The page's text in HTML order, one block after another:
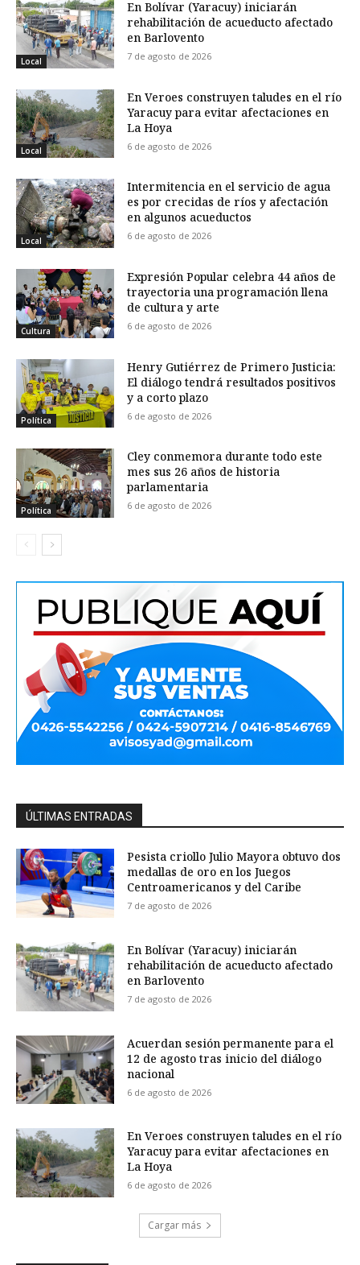
Local
En Bolívar (Yaracuy) iniciarán
rehabilitación de acueducto afectado
en Barlovento
7 de agosto de 2026
Local
En Veroes construyen taludes en el río
Yaracuy para evitar afectaciones en
La Hoya
6 de agosto de 2026
Local
Intermitencia en el servicio de agua
es por crecidas de ríos y afectación
en algunos acueductos
6 de agosto de 2026
Cultura
Expresión Popular celebra 44 años de
trayectoria una programación llena
de cultura y arte
6 de agosto de 2026
Política
Henry Gutiérrez de Primero Justicia:
El diálogo tendrá resultados positivos
y a corto plazo
6 de agosto de 2026
Política
Cley conmemora durante todo este
mes sus 26 años de historia
parlamentaria
6 de agosto de 2026
ÚLTIMAS ENTRADAS
Pesista criollo Julio Mayora obtuvo dos
medallas de oro en los Juegos
Centroamericanos y del Caribe
7 de agosto de 2026
En Bolívar (Yaracuy) iniciarán
rehabilitación de acueducto afectado
en Barlovento
7 de agosto de 2026
Acuerdan sesión permanente para el
12 de agosto tras inicio del diálogo
nacional
6 de agosto de 2026
En Veroes construyen taludes en el río
Yaracuy para evitar afectaciones en
La Hoya
6 de agosto de 2026
Cargar más